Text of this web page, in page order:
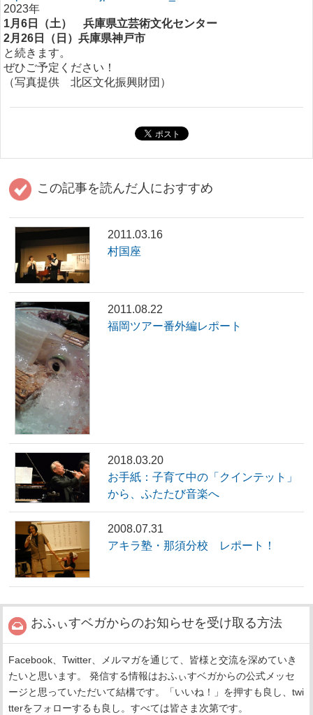
2023年
1月6日（土） 兵庫県立芸術文化センター
2月26日（日）兵庫県神戸市
と続きます。
ぜひご予定ください！
（写真提供 北区文化振興財団）
この記事を読んだ人におすすめ
2011.03.16
村国座
2011.08.22
福岡ツアー番外編レポート
2018.03.20
お手紙：子育て中の「クインテット」
から、ふたたび音楽へ
2008.07.31
アキラ塾・那須分校 レポート！
おふぃすベガからのお知らせを受け取る方法
Facebook、Twitter、メルマガを通じて、皆様と交流を深めていき
たいと思います。 発信する情報はおふぃすベガからの公式メッセ
ージと思っていただいて結構です。「いいね！」を押すも良し、twi
tterをフォローするも良し。すべては皆さま次第です。